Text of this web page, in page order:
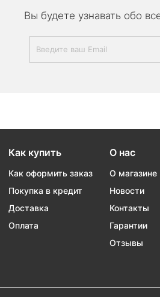
Вы будете узнавать обо
Как купить
Как оформить заказ
Покупка в кредит
Доставка
Оплата
О нас
О магазине
Новости
Контакты
Гарантии
Отзывы